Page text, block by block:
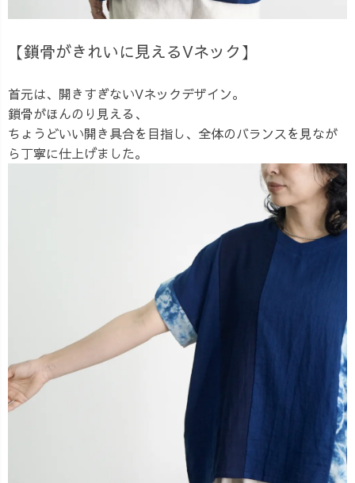
【鎖骨がきれいに見えるVネック】
首元は、開きすぎないVネックデザイン。
鎖骨がほんのり見える、
ちょうどいい開き具合を目指し、全体のバランスを見なが
ら丁寧に仕上げました。